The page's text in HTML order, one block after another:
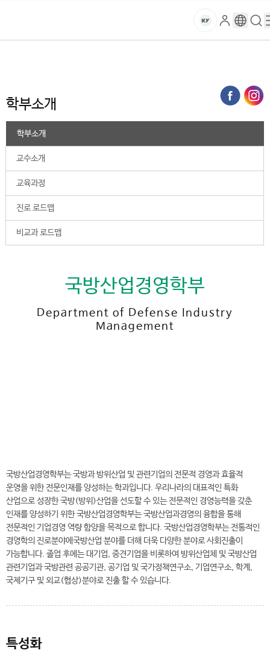
건
대
학
교
마
로
그
구
글
검
색
메
뉴
로
학부소개
학부소개
교수소개
교육과정
진로 로드맵
비교과 로드맵
국방산업경영학부
Department of Defense Industry
Management
국방산업경영학부는 국방과 방위산업 및 관련기업의 전문적 경영과 효율적
운영을 위한 전문인재를 양성하는 학과입니다. 우리나라의 대표적인 특화
산업으로 성장한 국방(방위)산업을 선도할 수 있는 전문적인 경영능력을 갖춘
인재를 양성하기 위한 국방산업경영학부는 국방산업과경영의 융합을 통해
전문적인 기업경영 역량 함양을 목적으로 합니다. 국방산업경영학부는 전통적인
경영학의 진로분야에국방산업 분야를 더해 더욱 다양한 분야로 사회진출이
가능합니다. 졸업 후에는 대기업, 중견기업을 비롯하여 방위산업체 및 국방산업
관련기업과 국방관련 공공기관, 공기업 및 국가정책연구소, 기업연구소, 학계,
국제기구 및 외교(협상)분야로 진출 할 수 있습니다.
특성화